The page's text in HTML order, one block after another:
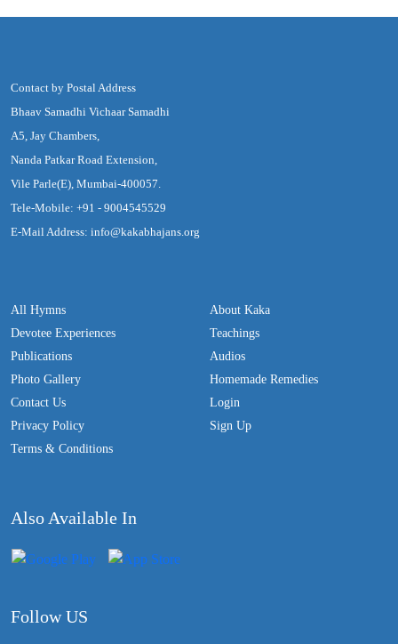
Contact by Postal Address
Bhaav Samadhi Vichaar Samadhi
A5, Jay Chambers,
Nanda Patkar Road Extension,
Vile Parle(E), Mumbai-400057.
Tele-Mobile: +91 - 9004545529
E-Mail Address: info@kakabhajans.org
All Hymns
Devotee Experiences
Publications
Photo Gallery
Contact Us
Privacy Policy
Terms & Conditions
About Kaka
Teachings
Audios
Homemade Remedies
Login
Sign Up
Also Available In
Follow US